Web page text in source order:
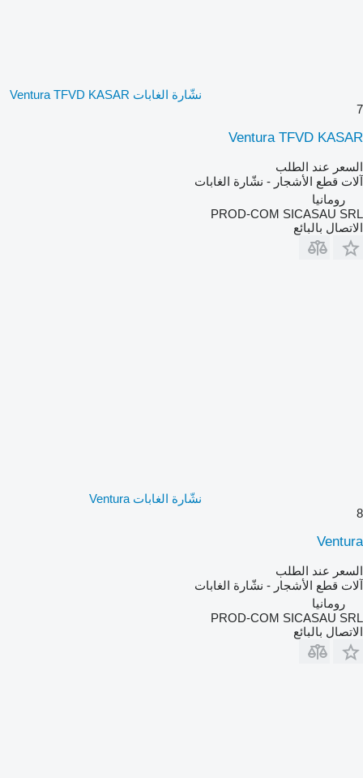
نشّارة الغابات Ventura TFVD KASAR
7
Ventura TFVD KASAR
السعر عند الطلب
آلات قطع الأشجار - نشّارة الغابات
رومانيا
PROD-COM SICASAU SRL
الاتصال بالبائع
نشّارة الغابات Ventura
8
Ventura
السعر عند الطلب
آلات قطع الأشجار - نشّارة الغابات
رومانيا
PROD-COM SICASAU SRL
الاتصال بالبائع